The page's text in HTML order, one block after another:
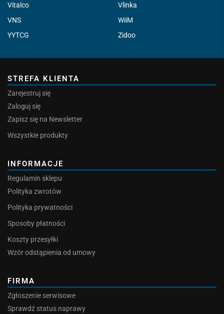
Vitalco
Vlinka
VNS
WiiM
YYTCG
Zidoo
STREFA KLIENTA
Zarejestruj się
Zaloguj się
Zapisz się na Newsletter
Wszystkie produkty
INFORMACJE
Regulamin sklepu
Polityka zwrotów
Polityka prywatności
Sposoby płatności
Koszty przesyłki
Wzór odstąpienia od umowy
FIRMA
Zgłoszenie serwisowe
Sprawdź status naprawy